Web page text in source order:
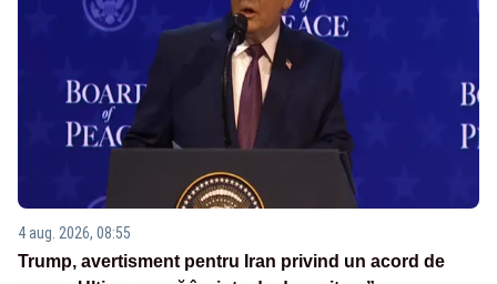
4 aug. 2026, 08:55
Trump, avertisment pentru Iran privind un acord de